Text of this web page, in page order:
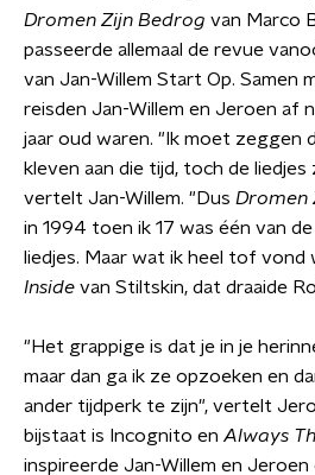
Dromen Zijn Bedrog van Marco
passeerde allemaal de revue
van Jan-Willem Start Op. Samen
reisden Jan-Willem en Jeroen af
jaar oud waren. "Ik moet zeggen
kleven aan die tijd, toch de liedjes
vertelt Jan-Willem. "Dus Dromen
in 1994 toen ik 17 was één van
liedjes. Maar wat ik heel tof vond
Inside van Stiltskin, dat draaide
"Het grappige is dat je in je
maar dan ga ik ze opzoeken en
ander tijdperk te zijn", vertelt
bijstaat is Incognito en Always
inspireerde Jan-Willem en